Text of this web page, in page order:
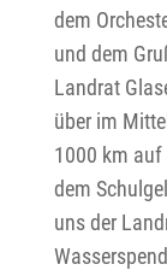
dem
und dem
Landrat
über im
1000 km auf
dem
uns der